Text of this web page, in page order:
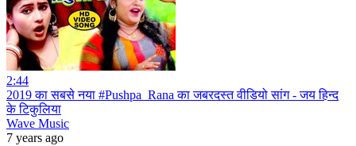
2:44
2019 का सबसे नया #Pushpa_Rana का जबरदस्त वीडियो सांग - जय हिन्द
के टिकुलिया
Wave Music
7 years ago